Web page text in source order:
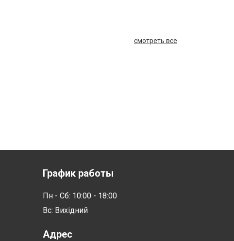
смотреть всё
График работы
Пн - Сб: 10:00 - 18:00
Вс: Вихідний
Адрес